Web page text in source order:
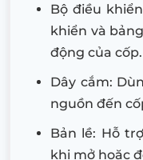
Bộ điều
khiển và
động của cốp.
Dây cắm:
nguồn đến
Bản lề: Hỗ
khi mở hoặc